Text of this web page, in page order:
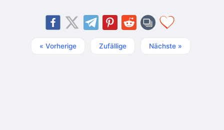
« Vorherige Zufällige Nächste »